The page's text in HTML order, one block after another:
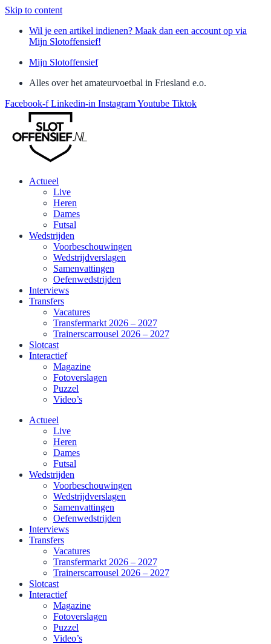
Skip to content
Wil je een artikel indienen? Maak dan een account op via
Mijn Slotoffensief!
Mijn Slotoffensief
Alles over het amateurvoetbal in Friesland e.o.
Facebook-f Linkedin-in InstagramYoutube Tiktok
Actueel
Live
Heren
Dames
Futsal
Wedstrijden
Voorbeschouwingen
Wedstrijdverslagen
Samenvattingen
Oefenwedstrijden
Interviews
Transfers
Vacatures
Transfermarkt 2026 – 2027
Trainerscarrousel 2026 – 2027
Slotcast
Interactief
Magazine
Fotoverslagen
Puzzel
Video’s
Actueel
Live
Heren
Dames
Futsal
Wedstrijden
Voorbeschouwingen
Wedstrijdverslagen
Samenvattingen
Oefenwedstrijden
Interviews
Transfers
Vacatures
Transfermarkt 2026 – 2027
Trainerscarrousel 2026 – 2027
Slotcast
Interactief
Magazine
Fotoverslagen
Puzzel
Video’s